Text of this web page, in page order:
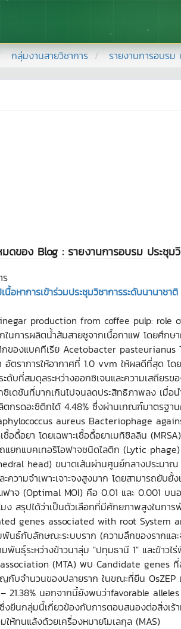
กลุ่มงานสายวิชาการ รายงานการอบรม
ดของ Blog : รายงานการอบรม ประชุม
ร
นื้อหาการเข้าร่วมประชุมวิชาการระดับนาน
production from coffee pulp:
ในการผลิตน้ำส้มสายชูจากเนื้อกาแฟ โดยศึ
ของแบคทีเรีย Acetobacter
ราการให้อากาศที่ 1.0 vvm ให้ผลดีที่สุด โด
ดับที่สมดุลระหว่างออกซิเจนและความเสถียร
เดชันที่มากเกินไปจนลดประสิทธิภาพลง เมื่
รดอะซิติกได้ 4.48% ซึ่งผ่านเกณฑ์มาตรฐา
aureus Bacteriophage
ชื้อดื้อยา โดยเฉพาะเชื้อดื้อยาเมทิซิลลิน
ยกแบคเทอริโอฟาจชนิดไลติก (Lytic
head) ขนาดเส้นผ่านศูนย์กลางประม
ความจำเพาะเจาะจงสูงมาก โดยสามารถยั
าจ (Optimal MOI) คือ 0.01 และ 0.001 บ
ง สรุปได้ว่าเป็นตัวเลือกที่มีศักยภาพสูงในก
genes associated with root
นธ์กับลักษณะระบบราก (ความลึกของรากแล
นธุ์ระหว่างข้าวนาลุ่ม "ปทุมธานี 1" และข้าว
(MTA) พบ Candidate genes ที่
บจำนวนของปลายราก ในขณะที่ยีน
21.38% นอกจากนี้ยังพบว่าfavorable
งยีนกลุ่มนี้เกี่ยวข้องกับการตอบสนองต่อสิ่ง
ห้ทนแล้งด้วยเครื่องหมายโมเลกุล (MAS)